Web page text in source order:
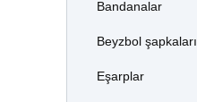
Bandanalar
Beyzbol şapkaları
Eşarplar